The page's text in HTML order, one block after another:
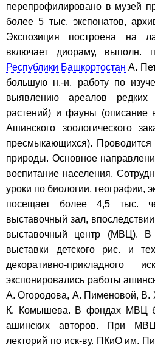
перепрофилировано в музей
более 5 тыс. экспонатов,
Экспозиция построена на
включает диораму, выполн.
Республики Башкортостан А.
большую н.-и. работу по
выявлению ареалов
растений) и фауны (описание
Ашинского зоологического
пресмыкающихся). Проводится
природы. Основное
воспитание населения.
уроки по биологии, географии,
посещает более 4,5 тыс.
выставочный зал,
выставочный центр (МВЦ). В
выставки детского рис. и
декоративно-
экспонировались работы
А. Огородова, А. Пименовой, В.
К. Комышева. В фондах МВЦ
ашинских авторов. При МВЦ
лекторий по иск-ву. ПКиО им.